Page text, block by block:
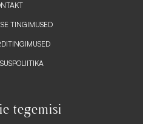
TINGIMUSED
tegemisi